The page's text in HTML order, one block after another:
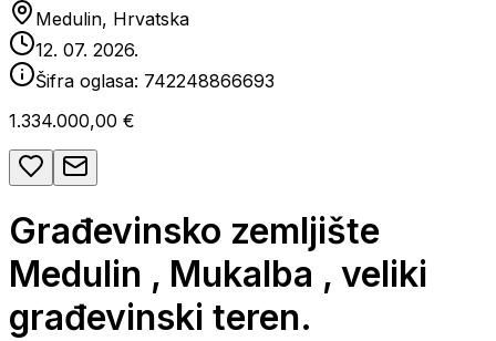
Medulin, Hrvatska
12. 07. 2026.
Šifra oglasa: 742248866693
1.334.000,00 €
Građevinsko zemljište
Medulin , Mukalba , veliki
građevinski teren.